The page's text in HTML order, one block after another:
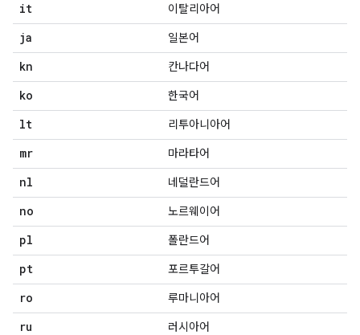
it 이탈리아어
ja 일본어
kn 칸나다어
ko 한국어
lt 리투아니아어
mr 마라타어
nl 네덜란드어
no 노르웨이어
pl 폴란드어
pt 포르투갈어
ro 루마니아어
ru 러시아어